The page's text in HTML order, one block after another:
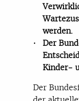
werden.
Der
Kinder-
Der